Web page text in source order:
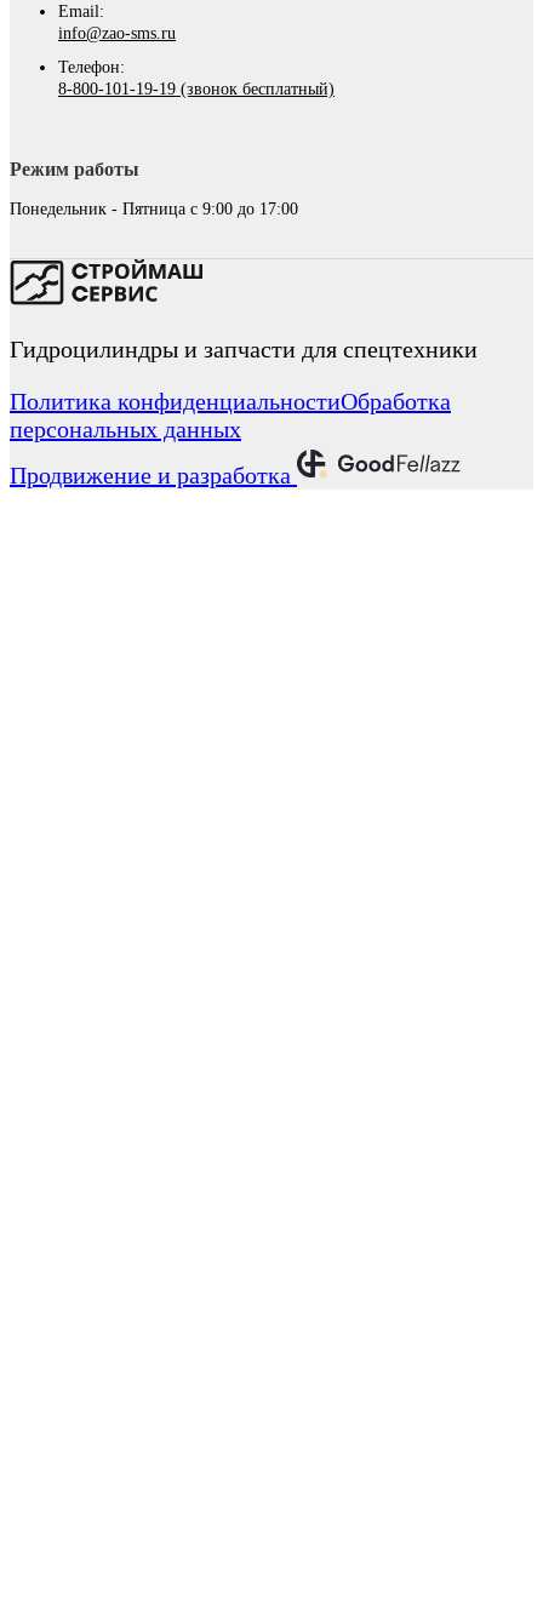
Email:
info@zao-sms.ru
Телефон:
8-800-101-19-19 (звонок бесплатный)
Режим работы
Понедельник - Пятница с 9:00 до 17:00
Гидроцилиндры и запчасти для спецтехники
Политика конфиденциальностиОбработка
персональных данных
Продвижение и разработка